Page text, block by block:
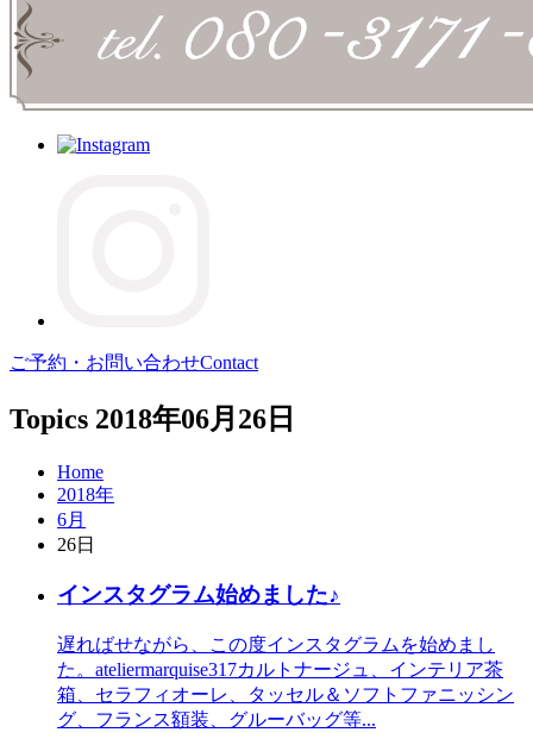
ご予約・お問い合わせContact
Topics 2018年06月26日
Home
2018年
6月
26日
インスタグラム始めました♪
遅ればせながら、この度インスタグラムを始めまし
た。ateliermarquise317カルトナージュ、インテリア茶
箱、セラフィオーレ、タッセル＆ソフトファニッシン
グ、フランス額装、グルーバッグ等...